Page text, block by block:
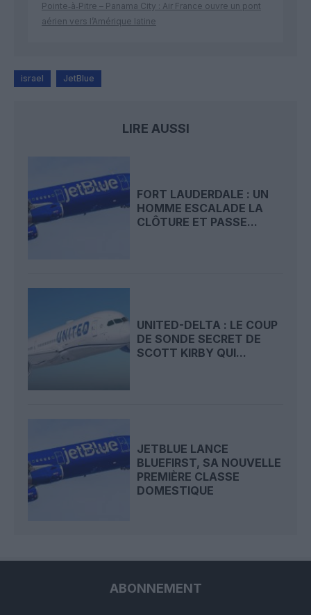
Pointe‑à‑Pitre – Panama City : Air France ouvre un pont
aérien vers l’Amérique latine
israel JetBlue
LIRE AUSSI
FORT LAUDERDALE : UN
HOMME ESCALADE LA
CLÔTURE ET PASSE...
UNITED-DELTA : LE COUP
DE SONDE SECRET DE
SCOTT KIRBY QUI...
JETBLUE LANCE
BLUEFIRST, SA NOUVELLE
PREMIÈRE CLASSE
DOMESTIQUE
ABONNEMENT